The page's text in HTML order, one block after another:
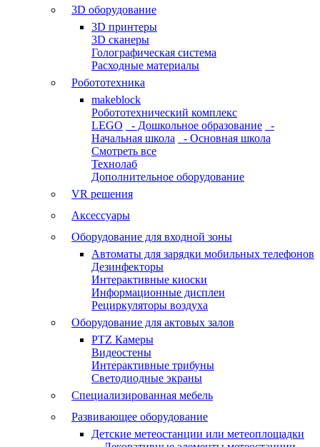
3D оборудование
3D принтеры
3D сканеры
Голографическая система
Расходные материалы
Робототехника
makeblock
Робототехнический комплекс
LEGO
- Дошкольное образование
-
Начальная школа
- Основная школа
Смотреть все
Технолаб
Дополнительное оборудование
VR решения
Аксессуары
Оборудование для входной зоны
Автоматы для зарядки мобильных телефонов
Дезинфекторы
Интерактивные киоски
Информационные дисплеи
Рециркуляторы воздуха
Оборудование для актовых залов
PTZ Камеры
Видеостены
Интерактивные трибуны
Светодиодные экраны
Специализированная мебель
Развивающее оборудование
Детские метеостанции или метеоплощадки